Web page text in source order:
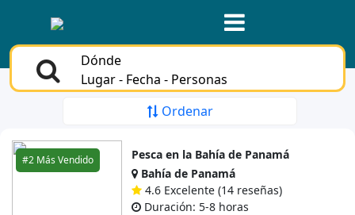
Dónde
Lugar - Fecha - Personas
Ordenar
#2 Más Vendido
Pesca en la Bahía de Panamá
Bahía de Panamá
4.6 Excelente (14 reseñas)
Duración: 5-8 horas